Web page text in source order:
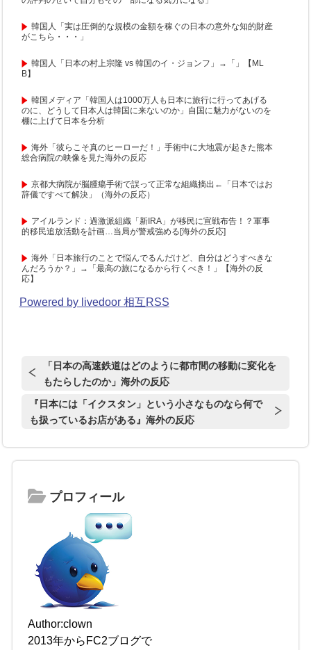
韓国人「実は圧倒的な規模の金額を稼ぐの日本の意外な知的財産
がこちら・・・」
韓国人「日本の村上宗隆 vs 韓国のイ・ジョンフ」→「」【ML
B】
韓国メディア「韓国人は1000万人も日本に旅行に行ってあげる
のに、どうして日本人は韓国に来ないのか」自国に魅力がないのを
棚に上げて日本を分析
海外「彼らこそ真のヒーローだ！」手術中に大地震が起きた熊本
総合病院の映像を見た海外の反応
京都大病院が脳腫瘍手術で誤って正常な組織摘出←「日本ではお
辞儀ですべて解決」（海外の反応）
アイルランド：過激派組織「新IRA」が移民に宣戦布告！？軍事
的移民追放活動を計画…当局が警戒強める[海外の反応]
海外「日本旅行のことで悩んでるんだけど、自分はどうすべきな
んだろうか？」→「最高の旅になるから行くべき！」【海外の反
応】
Powered by livedoor 相互RSS
「日本の高速鉄道はどのように都市間の移動に変化を
もたらしたのか」海外の反応
『日本には「イクスタン」という小さなものなら何で
も扱っているお店がある』海外の反応
プロフィール
Author:clown
2013年からFC2ブログで